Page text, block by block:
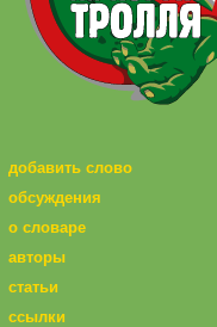
добавить слово
обсуждения
о словаре
авторы
статьи
ссылки